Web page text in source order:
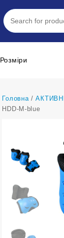
Розміри
Головна /
HDD-М-blue